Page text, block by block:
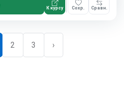
К курсу Сохр. Сравн.
2 3 ›